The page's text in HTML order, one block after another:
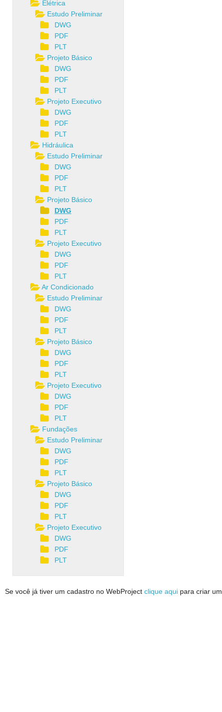
Elétrica
Estudo Preliminar
DWG
PDF
PLT
Projeto Básico
DWG
PDF
PLT
Projeto Executivo
DWG
PDF
PLT
Hidráulica
Estudo Preliminar
DWG
PDF
PLT
Projeto Básico
DWG
PDF
PLT
Projeto Executivo
DWG
PDF
PLT
Ar Condicionado
Estudo Preliminar
DWG
PDF
PLT
Projeto Básico
DWG
PDF
PLT
Projeto Executivo
DWG
PDF
PLT
Fundações
Estudo Preliminar
DWG
PDF
PLT
Projeto Básico
DWG
PDF
PLT
Projeto Executivo
DWG
PDF
PLT
Se você já tiver um cadastro no WebProject clique aqui para criar